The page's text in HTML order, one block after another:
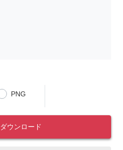
PNG
ダウンロード